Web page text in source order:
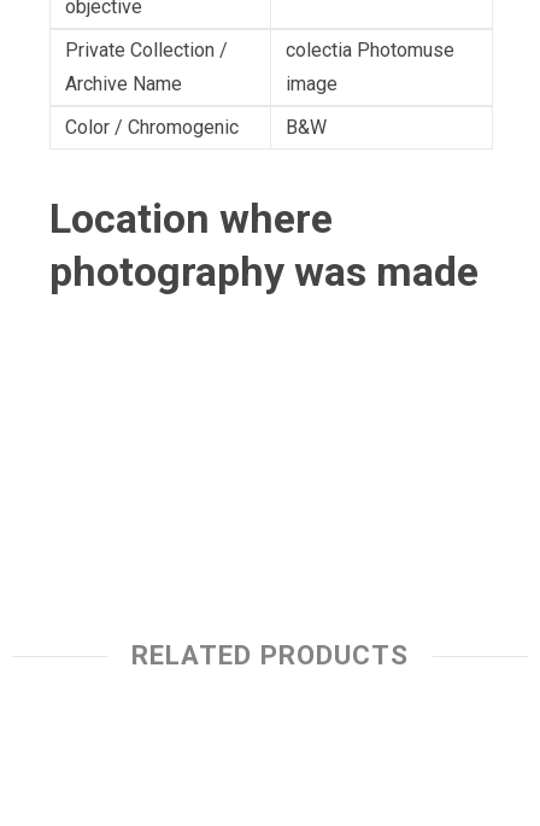
objective
Private Collection /
Archive Name
colectia Photomuse
image
Color / Chromogenic
B&W
Location where
photography was made
RELATED PRODUCTS